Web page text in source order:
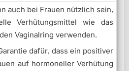
auch bei Frauen nützlich sein,
Verhütungsmittel wie das
Vaginalring verwenden.
dafür, dass ein positiver
auf hormoneller Verhütung